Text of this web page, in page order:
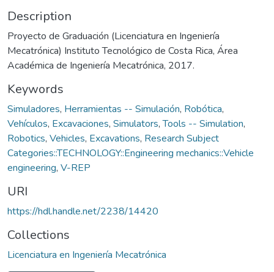
Description
Proyecto de Graduación (Licenciatura en Ingeniería
Mecatrónica) Instituto Tecnológico de Costa Rica, Área
Académica de Ingeniería Mecatrónica, 2017.
Keywords
Simuladores, Herramientas -- Simulación, Robótica,
Vehículos, Excavaciones, Simulators,Tools -- Simulation,
Robotics, Vehicles, Excavations, Research Subject
Categories::TECHNOLOGY::Engineering mechanics::Vehicle
engineering, V-REP
URI
https://hdl.handle.net/2238/14420
Collections
Licenciatura en Ingeniería Mecatrónica